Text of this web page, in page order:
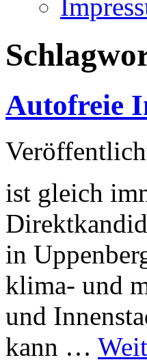
Autofreie
ist gleich
in
klima- und
und
kann …